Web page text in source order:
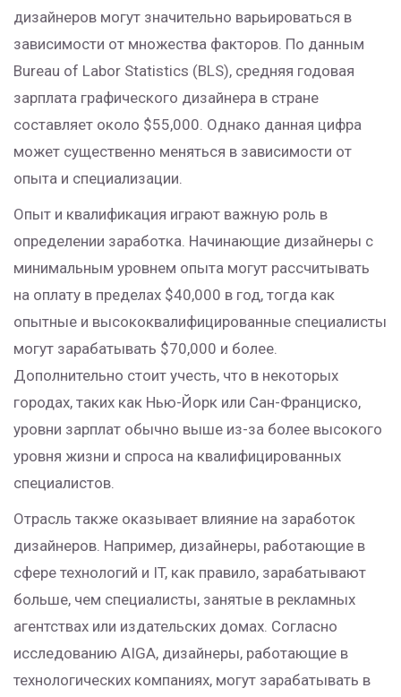
дизайнеров могут значительно варьироваться в
зависимости от множества факторов. По данным
Bureau of Labor Statistics (BLS), средняя годовая
зарплата графического дизайнера в стране
составляет около $55,000. Однако данная цифра
может существенно меняться в зависимости от
опыта и специализации.
Опыт и квалификация играют важную роль в
определении заработка. Начинающие дизайнеры с
минимальным уровнем опыта могут рассчитывать
на оплату в пределах $40,000 в год, тогда как
опытные и высококвалифицированные специалисты
могут зарабатывать $70,000 и более.
Дополнительно стоит учесть, что в некоторых
городах, таких как Нью-Йорк или Сан-Франциско,
уровни зарплат обычно выше из-за более высокого
уровня жизни и спроса на квалифицированных
специалистов.
Отрасль также оказывает влияние на заработок
дизайнеров. Например, дизайнеры, работающие в
сфере технологий и IT, как правило, зарабатывают
больше, чем специалисты, занятые в рекламных
агентствах или издательских домах. Согласно
исследованию AIGA, дизайнеры, работающие в
технологических компаниях, могут зарабатывать в